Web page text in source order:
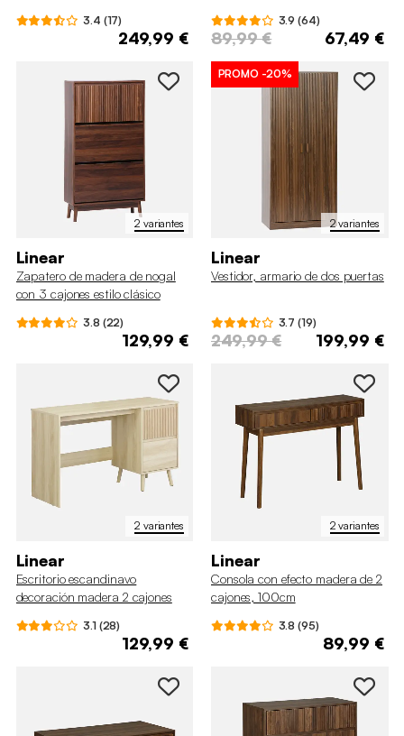
3.4 (17)
249,99 €
3.9 (64)
89,99 € 67,49 €
2 variantes
Linear
Zapatero de madera de nogal
con 3 cajones estilo clásico
3.8 (22)
129,99 €
2 variantes
PROMO -20%
Linear
Vestidor, armario de dos puertas
3.7 (19)
249,99 € 199,99 €
2 variantes
Linear
Escritorio escandinavo
decoración madera 2 cajones
3.1 (28)
129,99 €
2 variantes
Linear
Consola con efecto madera de 2
cajones, 100cm
3.8 (95)
89,99 €